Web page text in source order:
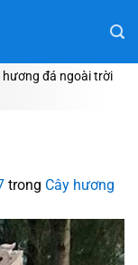
hương đá ngoài trời
trong Cây hương